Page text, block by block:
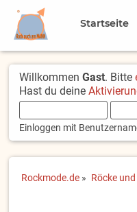
Startseite
WillkommenGast. Bitte
Hast du deine
Einloggen mit
Rockmode.de » Röcke